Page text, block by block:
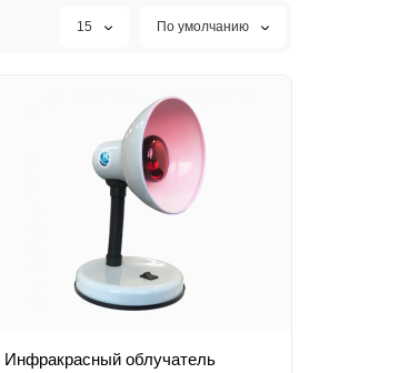
15 По умолчанию
Инфракрасный облучатель